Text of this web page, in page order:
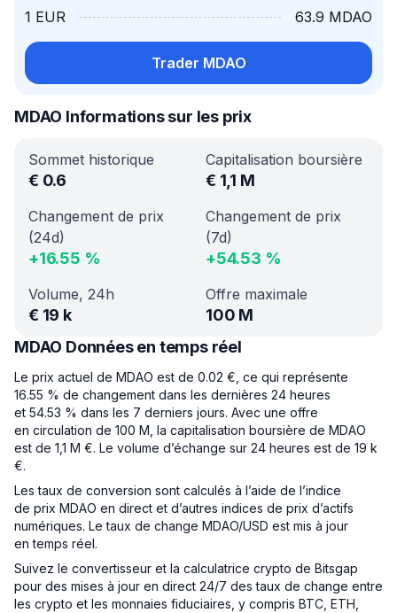
1 EUR 63.9 MDAO
Trader MDAO
MDAO Informations sur les prix
Sommet historique
€ 0.6
Capitalisation boursière
€ 1,1 M
Changement de prix
(24d)
+16.55 %
Changement de prix
(7d)
+54.53 %
Volume, 24h
€ 19 k
Offre maximale
100 M
MDAO Données en temps réel
Le prix actuel de MDAO est de 0.02 €, ce qui représente
16.55 % de changement dans les dernières 24 heures
et 54.53 % dans les 7 derniers jours. Avec une offre
en circulation de 100 M, la capitalisation boursière de MDAO
est de 1,1 M €. Le volume d’échange sur 24 heures est de 19 k
€.
Les taux de conversion sont calculés à l’aide de l’indice
de prix MDAO en direct et d’autres indices de prix d’actifs
numériques. Le taux de change MDAO/USD est mis à jour
en temps réel.
Suivez le convertisseur et la calculatrice crypto de Bitsgap
pour des mises à jour en direct 24/7 des taux de change entre
les crypto et les monnaies fiduciaires, y compris BTC, ETH,